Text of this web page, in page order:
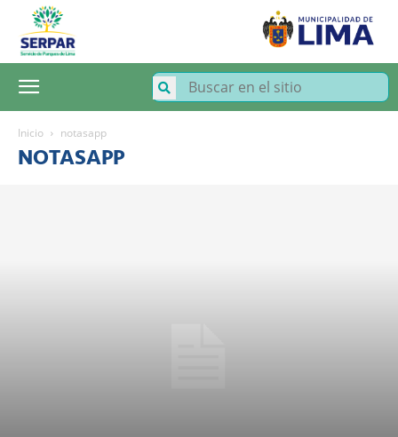
SERPAR
Servicio
de
Parques
Inicio notasapp
NOTASAPP